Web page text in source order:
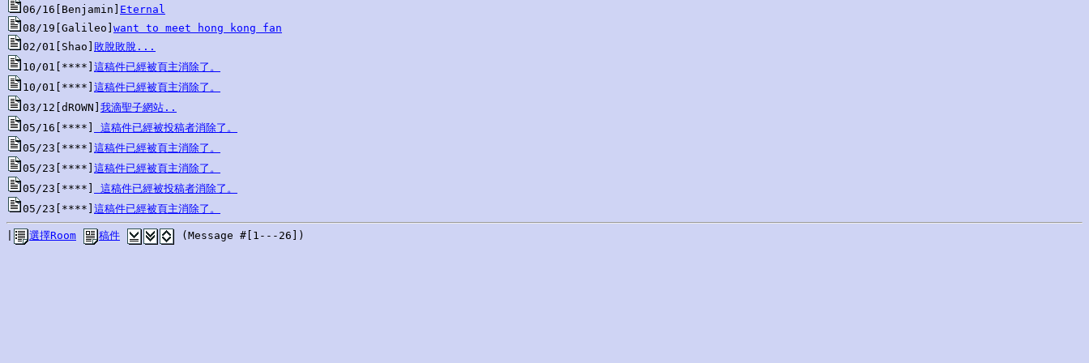
06/16[Benjamin] Eternal
08/19[Galileo] want to meet hong kong fan
02/01[Shao] 敗脫敗脫...
10/01[****] 這稿件已經被頁主消除了。
10/01[****] 這稿件已經被頁主消除了。
03/12[dROWN] 我滴聖子網站..
05/16[****]
這稿件已經被投稿者消除了。
05/23[****] 這稿件已經被頁主消除了。
05/23[****] 這稿件已經被頁主消除了。
05/23[****]
這稿件已經被投稿者消除了。
05/23[****] 這稿件已經被頁主消除了。
選擇Room 稿件 (Message #[1---26])